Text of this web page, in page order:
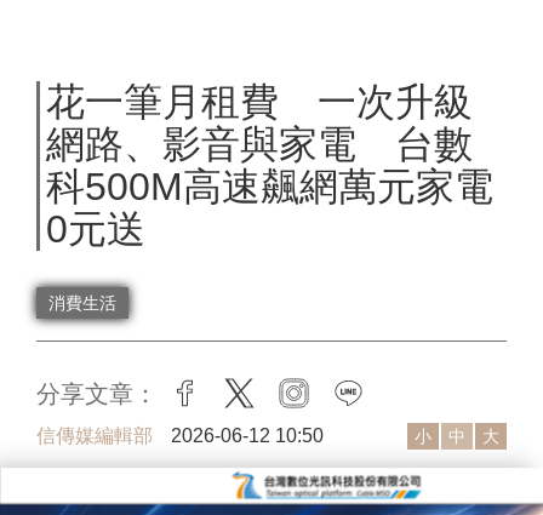
花一筆月租費 一次升級
網路、影音與家電 台數
科500M高速飆網萬元家電
0元送
消費生活
分享文章： facebook
twitter instagram
信傳媒編輯部 2026-06-12 10:50 小 中 大